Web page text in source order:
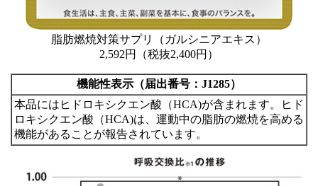
脂肪燃焼対策サプリ（ガルシニアエキス）
2,592円（税抜2,400円）
機能性表示（届出番号：J1285）
本品にはヒドロキシクエン酸（HCA)が含まれます。ヒド
ロキシクエン酸（HCA)は、運動中の脂肪の燃焼を高める
機能があることが報告されています。